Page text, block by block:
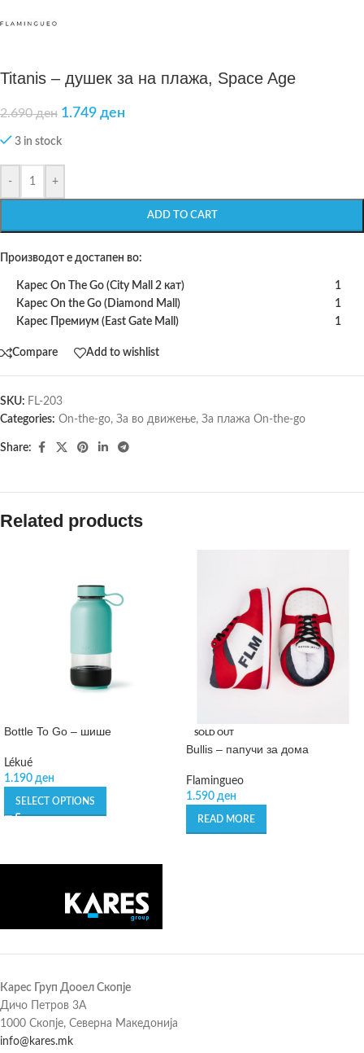
Titanis – душек за на плажа, Space Age
2.690ден 1.749 ден
3 in stock
- +
ADD TO CART
Производот е достапен во:
Карес On The Go (City Mall 2 кат)
1
Карес On the Go (Diamond Mall)
1
Карес Премиум (East Gate Mall)
1
Compare Add to wishlist
SKU: FL-203
Categories: On-the-go, За во движење, За плажа On-the-go
Share:
Related products
Bottle To Go – шише
Lékué
1.190 ден
SELECT OPTIONS
SOLD OUT
Bullis – папучи за дома
Flamingueo
1.590 ден
READ MORE
Карес Груп Дооел Скопје
Дичо Петров 3А
1000 Скопје, Северна Македонија
info@kares.mk